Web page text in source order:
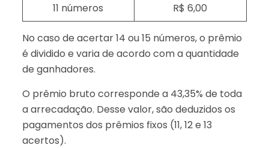
11 números
R$ 6,00
No caso de acertar 14 ou 15 números, o prêmio
é dividido e varia de acordo com a quantidade
de ganhadores.
O prêmio bruto corresponde a 43,35% de toda
a arrecadação. Desse valor, são deduzidos os
pagamentos dos prêmios fixos (11, 12 e 13
acertos).